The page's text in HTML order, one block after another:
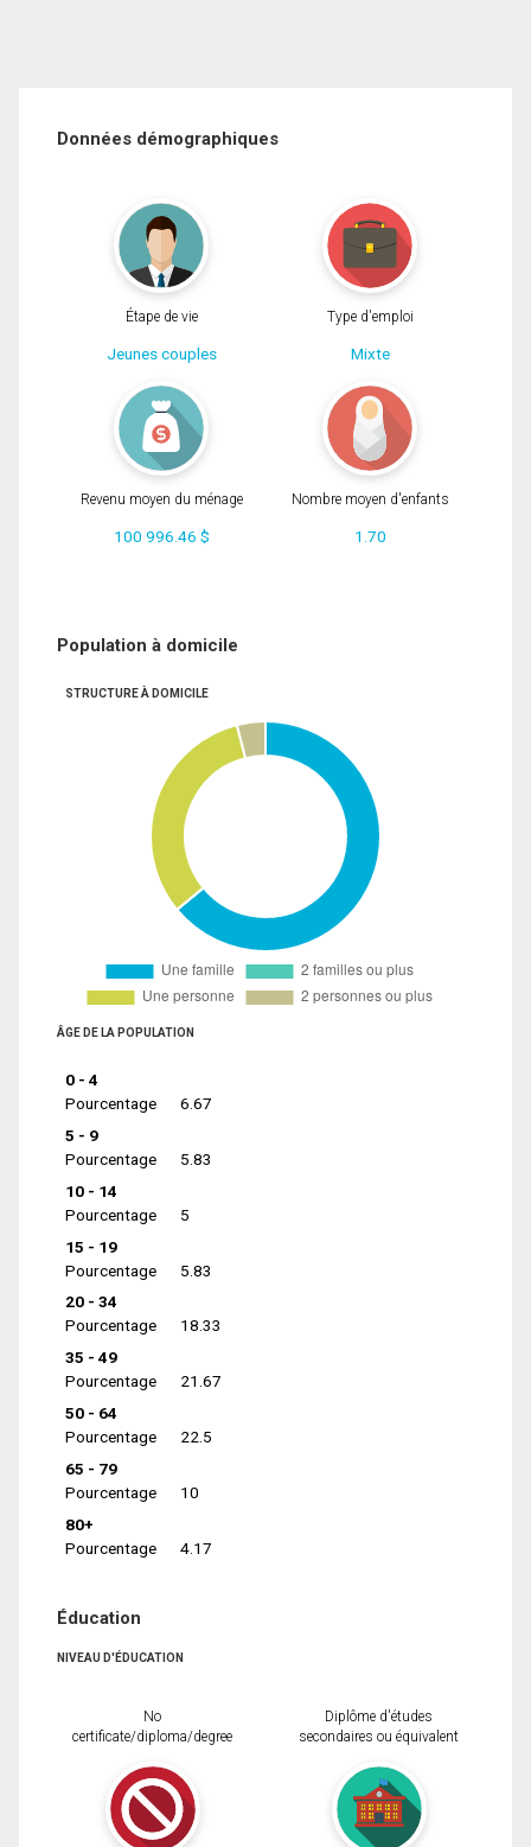
Données démographiques
Étape de vie
Jeunes couples
Type d'emploi
Mixte
Revenu moyen du ménage
100 996.46 $
Nombre moyen d'enfants
1.70
Population à domicile
STRUCTURE À DOMICILE
ÂGE DE LA POPULATION
0 - 4
Pourcentage
6.67
5 - 9
Pourcentage
5.83
10 - 14
Pourcentage
5
15 - 19
Pourcentage
5.83
20 - 34
Pourcentage
18.33
35 - 49
Pourcentage
21.67
50 - 64
Pourcentage
22.5
65 - 79
Pourcentage
10
80+
Pourcentage
4.17
Éducation
NIVEAU D'ÉDUCATION
No
certificate/diploma/degree
Diplôme d'études
secondaires ou équivalent